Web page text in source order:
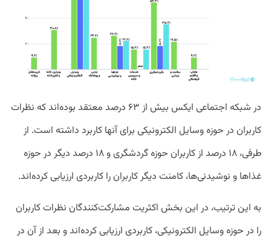
در شبکه اجتماعی ایکس بیش از ۶۳ درصد معتقد بوده‌اند که نظرات
کاربران در حوزه وسایل الکترونیکی برای آنها کاربرد داشته است. از
طرفی، ۱۸ درصد از کاربران حوزه گردشگری و ۱۸ درصد دیگر در حوزه
غذاها و نوشیدنی‌ها، کامنت دیگر کاربران را کاربردی ارزیابی کرده‌اند.
به این ترتیب، در این بخش اکثریت مشارکت‌کنندگان نظرات کاربران
را در حوزه وسایل الکترونیکی، کاربردی ارزیابی کرده‌اند و بعد از آن در